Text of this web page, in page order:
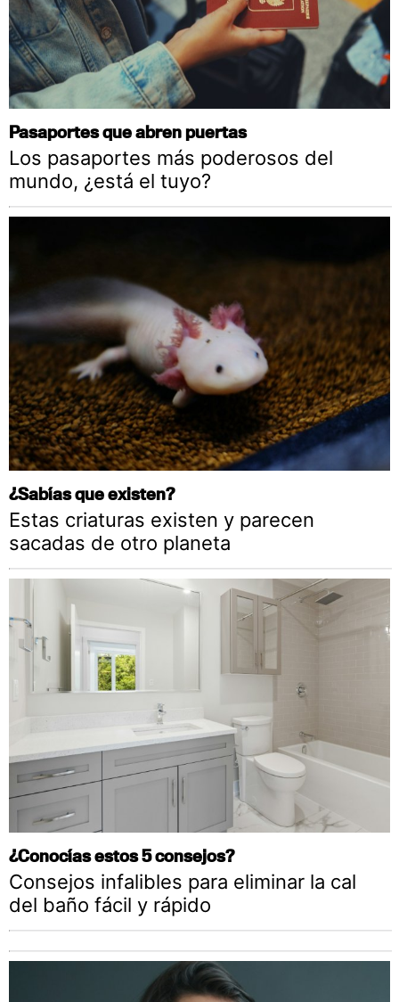
Pasaportes que abren puertas
Los pasaportes más poderosos del
mundo, ¿está el tuyo?
¿Sabías que existen?
Estas criaturas existen y parecen
sacadas de otro planeta
¿Conocías estos 5 consejos?
Consejos infalibles para eliminar la cal
del baño fácil y rápido